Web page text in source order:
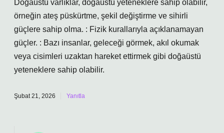
Doğaüstü varlıklar, doğaüstü yeteneklere sahip olabilir,
örneğin ateş püskürtme, şekil değiştirme ve sihirli
güçlere sahip olma. : Fizik kurallarıyla açıklanamayan
güçler. : Bazı insanlar, geleceği görmek, akıl okumak
veya cisimleri uzaktan hareket ettirmek gibi doğaüstü
yeteneklere sahip olabilir.
Şubat 21, 2026 Yanıtla